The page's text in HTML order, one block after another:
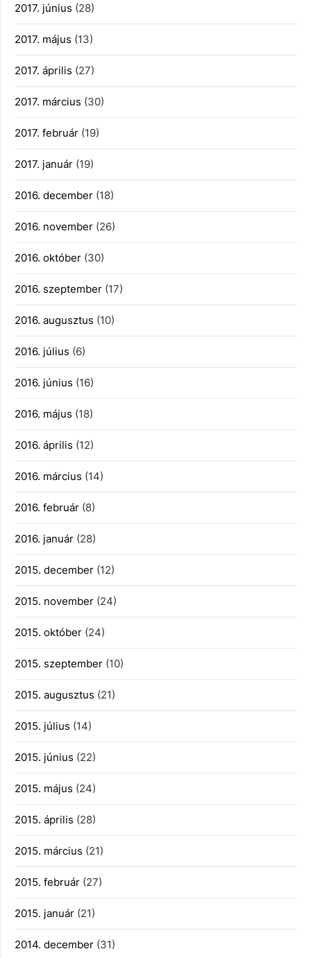
2017. június (28)
2017. május (13)
2017. április (27)
2017. március (30)
2017. február (19)
2017. január (19)
2016. december (18)
2016. november (26)
2016. október (30)
2016. szeptember (17)
2016. augusztus (10)
2016. július (6)
2016. június (16)
2016. május (18)
2016. április (12)
2016. március (14)
2016. február (8)
2016. január (28)
2015. december (12)
2015. november (24)
2015. október (24)
2015. szeptember (10)
2015. augusztus (21)
2015. július (14)
2015. június (22)
2015. május (24)
2015. április (28)
2015. március (21)
2015. február (27)
2015. január (21)
2014. december (31)